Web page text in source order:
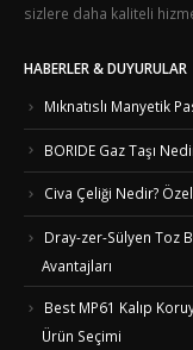
sizlere daha kaliteli
HABERLER & DUYURULAR
Mıknatıslı Manyetik
BORIDE Gaz Taşı
Civa Çeliği Nedir?
Dray-zer-Sülyen Toz
Avantajları
Best MP61 Kalıp
Ürün Seçimi